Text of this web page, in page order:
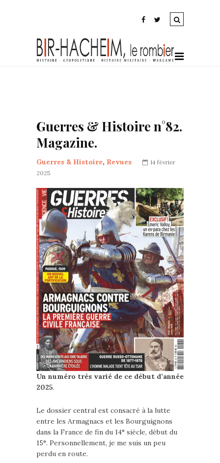
Guerres & Histoire n°82.
Magazine.
Guerres & Histoire, Revues
14 février
2025
Un numéro très varié de ce début d’année
2025.
Le dossier central est consacré à la lutte
entre les Armagnacs et les Bourguignons
dans la France de fin du 14° siècle, début du
15°. Personnellement, je me suis un peu
perdu en route.